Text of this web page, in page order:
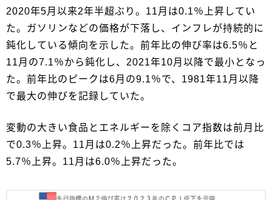
2020年5月以来2年半超ぶり。11月は0.1％上昇してい
た。ガソリンなどの価格が下落し、インフレが持続的に
鈍化している傾向を示した。前年比の伸び率は6.5％と
11月の7.1％から鈍化し、2021年10月以降で最小となっ
た。前年比のピークは6月の9.1％で、1981年11月以降
で最大の伸びを記録していた。
変動の大きい食品とエネルギーを除くコア指数は前月比
で0.3％上昇。11月は0.2％上昇だった。前年比では
5.7％上昇。11月は6.0％上昇だった。